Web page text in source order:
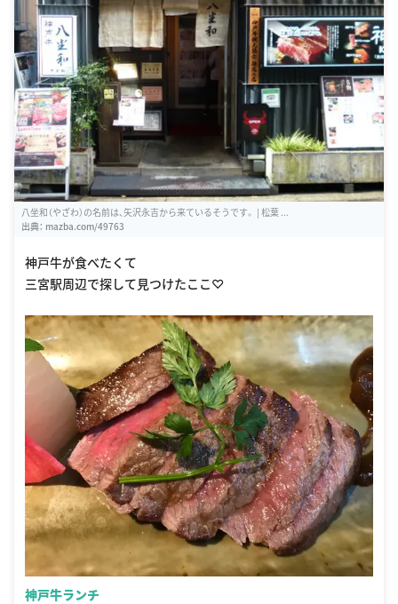
八坐和（やざわ）の名前は、矢沢永吉から来ているそうです。 | 松葉 ...
出典： mazba.com/49763
神戸牛が食べたくて
三宮駅周辺で探して見つけたここ♡
神戸牛ランチ